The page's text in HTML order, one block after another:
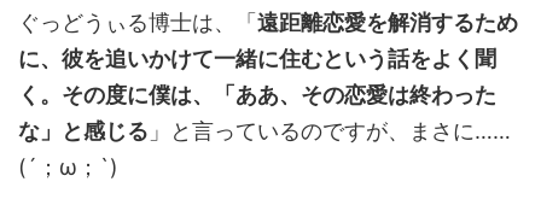
ぐっどうぃる博士は、「遠距離恋愛を解消するため
に、彼を追いかけて一緒に住むという話をよく聞
く。その度に僕は、「ああ、その恋愛は終わった
な」と感じる 」と言っているのですが、まさに……
(´；ω；`)